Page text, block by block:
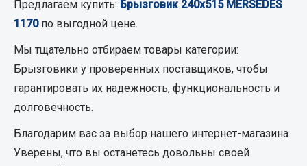
Весь раздел
МЕТИЗЫ
Болты
Предлагаем купить: Брызговик 240х515 MERSEDES
1170по выгодной цене.
Мы тщательно отбираем товары категории:
Брызговики у проверенных поставщиков, чтобы
гарантировать их надежность, функциональность и
долговечность.
Благодарим вас за выбор нашего интернет-магазина.
Уверены, что вы останетесь довольны своей